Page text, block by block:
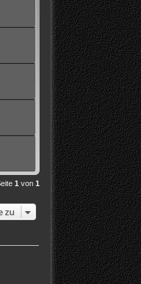
1 von 1
zu